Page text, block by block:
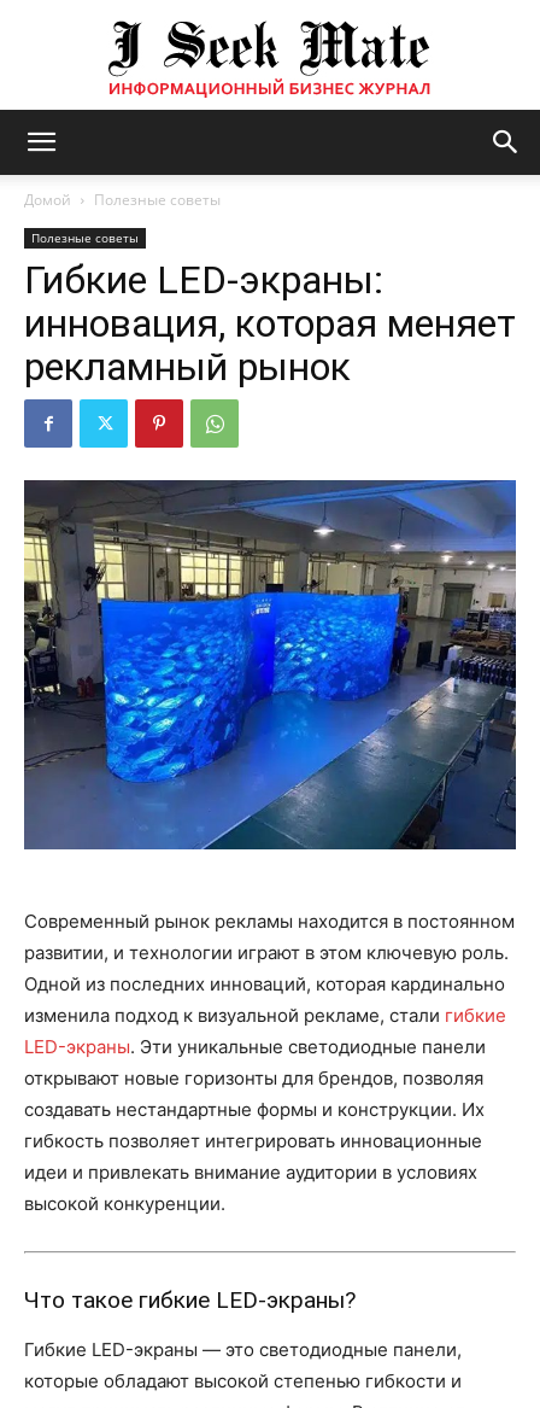
журнал
|
ISM
Домой Полезные советы
Полезные советы
Гибкие LED-экраны:
инновация, которая меняет
рекламный рынок
Современный рынок рекламы находится в постоянном
развитии, и технологии играют в этом ключевую роль.
Одной из последних инноваций, которая кардинально
изменила подход к визуальной рекламе, стали гибкие
LED-экраны. Эти уникальные светодиодные панели
открывают новые горизонты для брендов, позволяя
создавать нестандартные формы и конструкции. Их
гибкость позволяет интегрировать инновационные
идеи и привлекать внимание аудитории в условиях
высокой конкуренции.
Что такое гибкие LED-экраны?
Гибкие LED-экраны — это светодиодные панели,
которые обладают высокой степенью гибкости и